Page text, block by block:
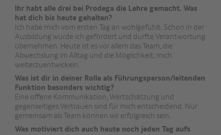
Ihr habt alle drei bei Prodega die Lehre gemacht. Was
hat dich bis heute gehalten?
Ich habe mich vom ersten Tag an wohlgefühlt. Schon in der
Ausbildung wurde ich gefördert und durfte Verantwortung
übernehmen. Heute ist es vor allem das Team, die
Abwechslung im Alltag und die Möglichkeit, mich
weiterzuentwickeln.
Was ist dir in deiner Rolle als Führungsperson/leitenden
Funktion besonders wichtig?
Eine offene Kommunikation, Wertschätzung und
gegenseitiges Vertrauen sind für mich entscheidend. Nur
gemeinsam als Team können wir erfolgreich sein.
Was motiviert dich auch heute noch jeden Tag aufs